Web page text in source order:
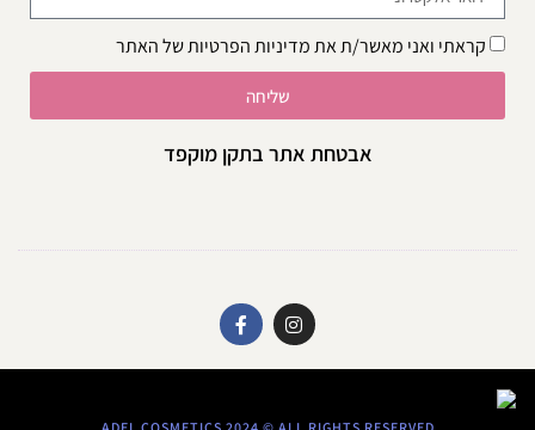
קראתי ואני מאשר/ת אתמדיניות הפרטיותשל האתר
שליחה
אבטחת אתר בתקן מוקפד